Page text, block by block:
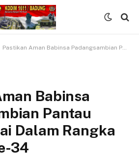
Pastikan Aman Babinsa Padangsambian Pantau Jalan Santai Dalam Rangka Hut LPD Ke-34
Babinsa
Pantau
Dalam Rangka
34